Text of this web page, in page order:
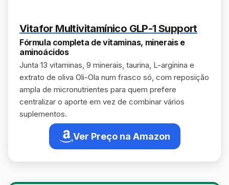
Vitafor Multivitamínico GLP-1 Support
Fórmula completa de vitaminas, minerais e
aminoácidos
Junta 13 vitaminas, 9 minerais, taurina, L-arginina e
extrato de oliva Oli-Ola num frasco só, com reposição
ampla de micronutrientes para quem prefere
centralizar o aporte em vez de combinar vários
suplementos.
Ver Preço na Amazon